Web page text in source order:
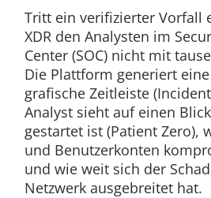
Tritt ein verifizierter Vorfall
XDR den Analysten im
Center (SOC) nicht mit
Die Plattform generiert
grafische Zeitleiste
Analyst sieht auf einen
gestartet ist (Patient Zero),
und Benutzerkonten
und wie weit sich der
Netzwerk ausgebreitet hat.